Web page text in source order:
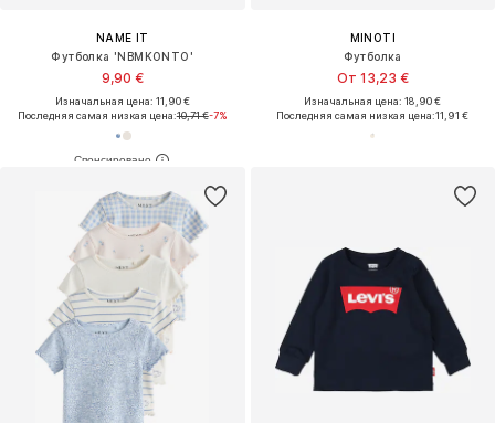
NAME IT
Футболка 'NBMKONTO'
9,90 €
Изначальная цена: 11,90 €
Последняя самая низкая цена:10,71 €-7%
MINOTI
Футболка
От 13,23 €
Изначальная цена: 18,90 €
Последняя самая низкая цена:11,91 €